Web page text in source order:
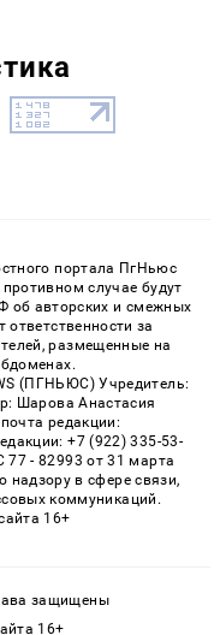
портала ПгНьюс
случае будут
об авторских и смежных
ответственности за
размещенные на
(ПГНЬЮС) Учредитель:
Шарова Анастасия
редакции:
+7 (922) 335-53-
- 82993 от 31 марта
надзору в сфере связи,
коммуникаций.
16+
защищены
16+